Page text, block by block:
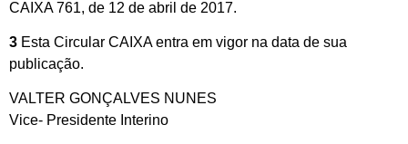
CAIXA 761, de 12 de abril de 2017.
3 Esta Circular CAIXA entra em vigor na data de sua
publicação.
VALTER GONÇALVES NUNES
Vice- Presidente Interino